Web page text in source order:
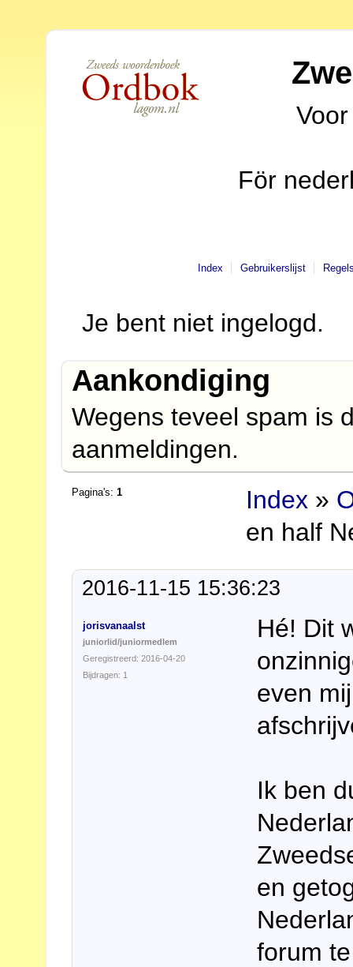
För
Index Gebruikerslijst
Je bent niet ingelogd.
Aankondiging
Wegens teveel spam is
aanmeldingen.
Pagina's:1 Index »
en half
2016-11-15 15:36:23
jorisvanaalst
juniorlid/juniormedlem
Geregistreerd: 2016-04-20
Bijdragen: 1
Hé! Dit
even
Ik ben
en
forum